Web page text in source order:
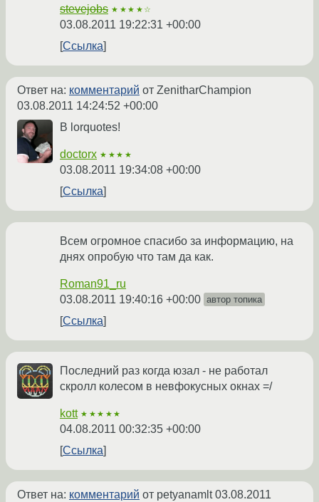
stevejobs ★★★★☆
03.08.2011 19:22:31 +00:00
Ссылка
Ответ на: комментарий от ZenitharChampion
03.08.2011 14:24:52 +00:00
В lorquotes!
doctorx ★★★★
03.08.2011 19:34:08 +00:00
Ссылка
Всем огромное спасибо за информацию, на
днях опробую что там да как.
Roman91_ru
03.08.2011 19:40:16 +00:00 автор топика
Ссылка
Последний раз когда юзал - не работал
скролл колесом в невфокусных окнах =/
kott ★★★★★
04.08.2011 00:32:35 +00:00
Ссылка
Ответ на: комментарий от petyanamlt03.08.2011